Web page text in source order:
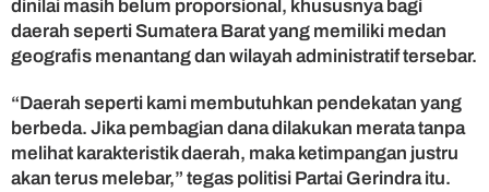
n
a
s
D
P
S
dinilai masih belum proporsional, khususnya bagi
daerah seperti Sumatera Barat yang memiliki medan
geografis menantang dan wilayah administratif tersebar.
“Daerah seperti kami membutuhkan pendekatan yang
berbeda. Jika pembagian dana dilakukan merata tanpa
melihat karakteristik daerah, maka ketimpangan justru
akan terus melebar,” tegas politisi Partai Gerindra itu.